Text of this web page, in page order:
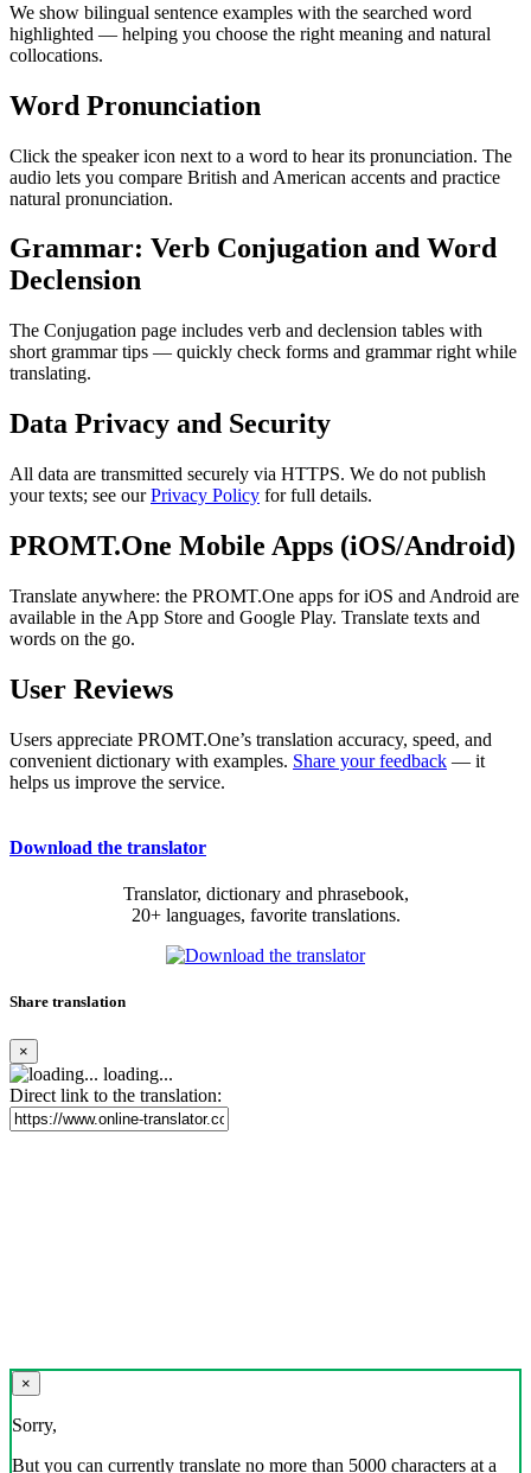
We show bilingual sentence examples with the searched word
highlighted — helping you choose the right meaning and natural
collocations.
Word Pronunciation
Click the speaker icon next to a word to hear its pronunciation. The
audio lets you compare British and American accents and practice
natural pronunciation.
Grammar: Verb Conjugation and Word
Declension
The Conjugation page includes verb and declension tables with
short grammar tips — quickly check forms and grammar right while
translating.
Data Privacy and Security
All data are transmitted securely via HTTPS. We do not publish
your texts; see ourPrivacy Policy for full details.
PROMT.One Mobile Apps (iOS/Android)
Translate anywhere: the PROMT.One apps for iOS and Android are
available in the App Store and Google Play. Translate texts and
words on the go.
User Reviews
Users appreciate PROMT.One’s translation accuracy, speed, and
convenient dictionary with examples. Share your feedback — it
helps us improve the service.
Download the translator
Translator, dictionary and phrasebook,
20+ languages, favorite translations.
Share translation
×
loading...
Direct link to the translation:
×
Sorry,
But you can currently translate no more than 5000 characters at a